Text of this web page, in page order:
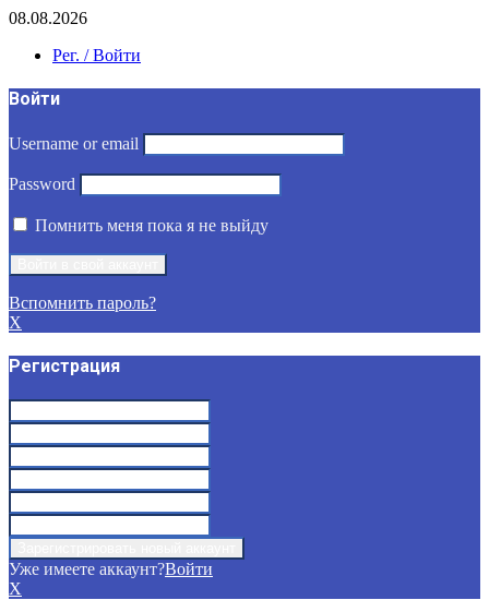
08.08.2026
Рег. / Войти
Войти
Username or email
Password
Помнить меня пока я не выйду
Вспомнить пароль?
X
Регистрация
Уже имеете аккаунт?Войти
X